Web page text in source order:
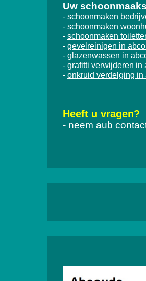
Uw
- schoonmaken
- schoonmaken
- schoonmaken
- gevelreinigen in
- glazenwassen in
- grafitti verwijderen in
- onkruid verdelging in
Heeft u vragen?
- neem aub